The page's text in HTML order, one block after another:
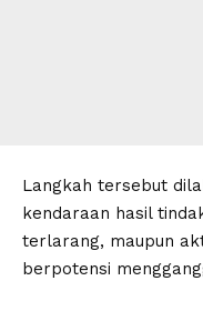
Langkah tersebut
kendaraan hasil
terlarang, maupun
berpotensi